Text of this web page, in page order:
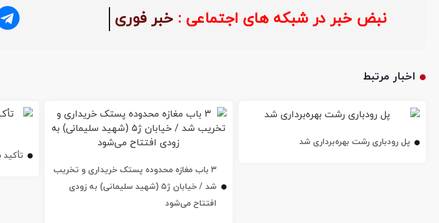
نبض خبر در شبکه های اجتماعی : خبر فوری
اخبار مرتبط
پل رودباری رشت بهره‌برداری شد
۳ باب مغازه محدوده پستک خریداری و تخریب
شد / خیابان ژ۵ (شهید سلیمانی) به زودی
افتتاح می‌شود